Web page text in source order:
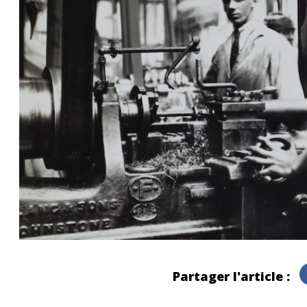
Partager l'article :